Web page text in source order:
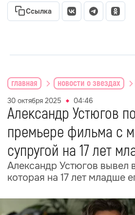
Ссылка
главная новости о звездах
30 октября 2025 04:46
Александр Устюгов
премьере фильма с
супругой на 17 лет
Александр Устюгов вывел
которая на 17 лет младше